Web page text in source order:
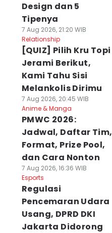
Design dan 5
Tipenya
7 Aug 2026, 21:20 WIB
Relationship
[QUIZ] Pilih Kru Topi
Jerami Berikut,
Kami Tahu Sisi
Melankolis Dirimu
7 Aug 2026, 20:45 WIB
Anime & Manga
PMWC 2026:
Jadwal, Daftar Tim,
Format, Prize Pool,
dan Cara Nonton
7 Aug 2026, 16:36 WIB
Esports
Regulasi
Pencemaran Udara
Usang, DPRD DKI
Jakarta Didorong